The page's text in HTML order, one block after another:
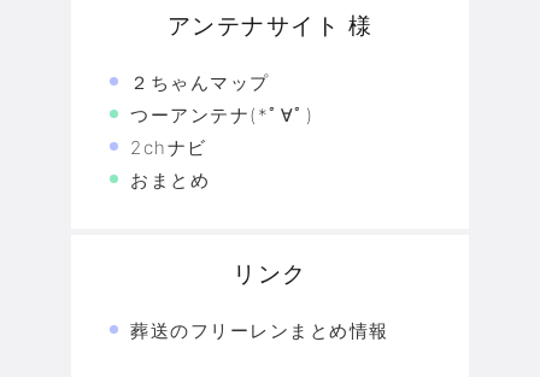
アンテナサイト 様
２ちゃんマップ
つーアンテナ(*ﾟ∀ﾟ)
2chナビ
おまとめ
リンク
葬送のフリーレンまとめ情報